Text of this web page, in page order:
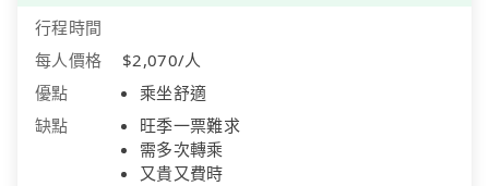
行程時間
每人價格
$2,070/人
優點
乘坐舒適
缺點
旺季一票難求
需多次轉乘
又貴又費時